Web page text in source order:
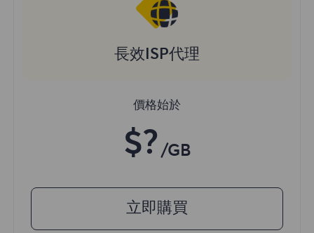
長效ISP代理
價格始於
$? /GB
立即購買